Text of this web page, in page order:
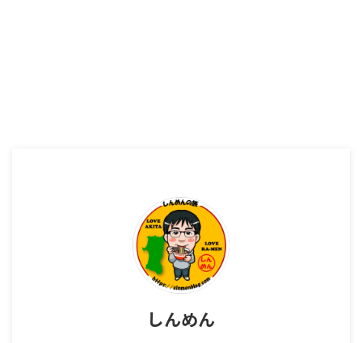
は車が数台駐車しておりました！
中華そば 湯の台食堂さん らー
めん屋さんの場所 今回の湯の台
食堂さん の場所ですが、 近く
トがとても好きです！ 店内の掲
示物 らーめん屋さんの場所や駐
車場 自家製麺 節屋かつらさんが
ある場所は、横手ハッピータウン
内となっており 近くにME ...
しんめん